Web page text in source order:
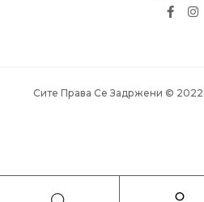
Сите Права Се Задржени © 2022